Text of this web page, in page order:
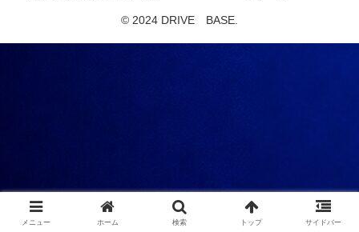
© 2024 DRIVE BASE.
メニュー ホーム 検索 トップ サイドバー